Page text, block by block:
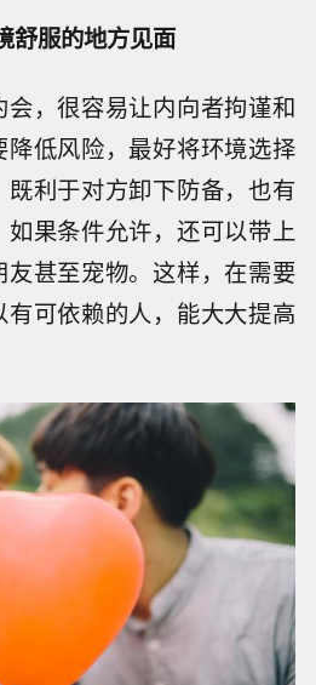
舒服的地方见面
，很容易让内向者拘谨和
低风险，最好将环境选择
利于对方卸下防备，也有
果条件允许，还可以带上
甚至宠物。这样，在需要
可依赖的人，能大大提高